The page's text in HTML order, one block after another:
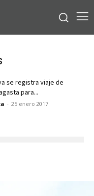
se registra viaje de
para...
- 25 enero 2017